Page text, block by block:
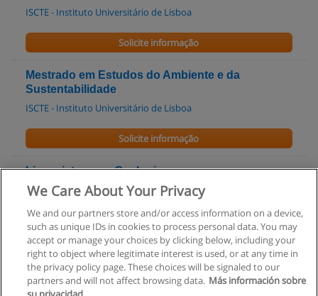
ISCTE - Instituto Universitário de Lisboa
Solicite informação
Mestrado em Estudos do Ambiente e da
Sustentabilidade
ISCTE - Instituto Universitário de Lisboa
Solicite informação
Licenciatura em Geologia
Universidade de Coimbra - FCTUC - Faculdade de Ciências e
Solicite informação
We Care About Your Privacy
We and our partners store and/or access information on a device,
such as unique IDs in cookies to process personal data. You may
accept or manage your choices by clicking below, including your
right to object where legitimate interest is used, or at any time in
the privacy policy page. These choices will be signaled to our
partners and will not affect browsing data. Más información sobre